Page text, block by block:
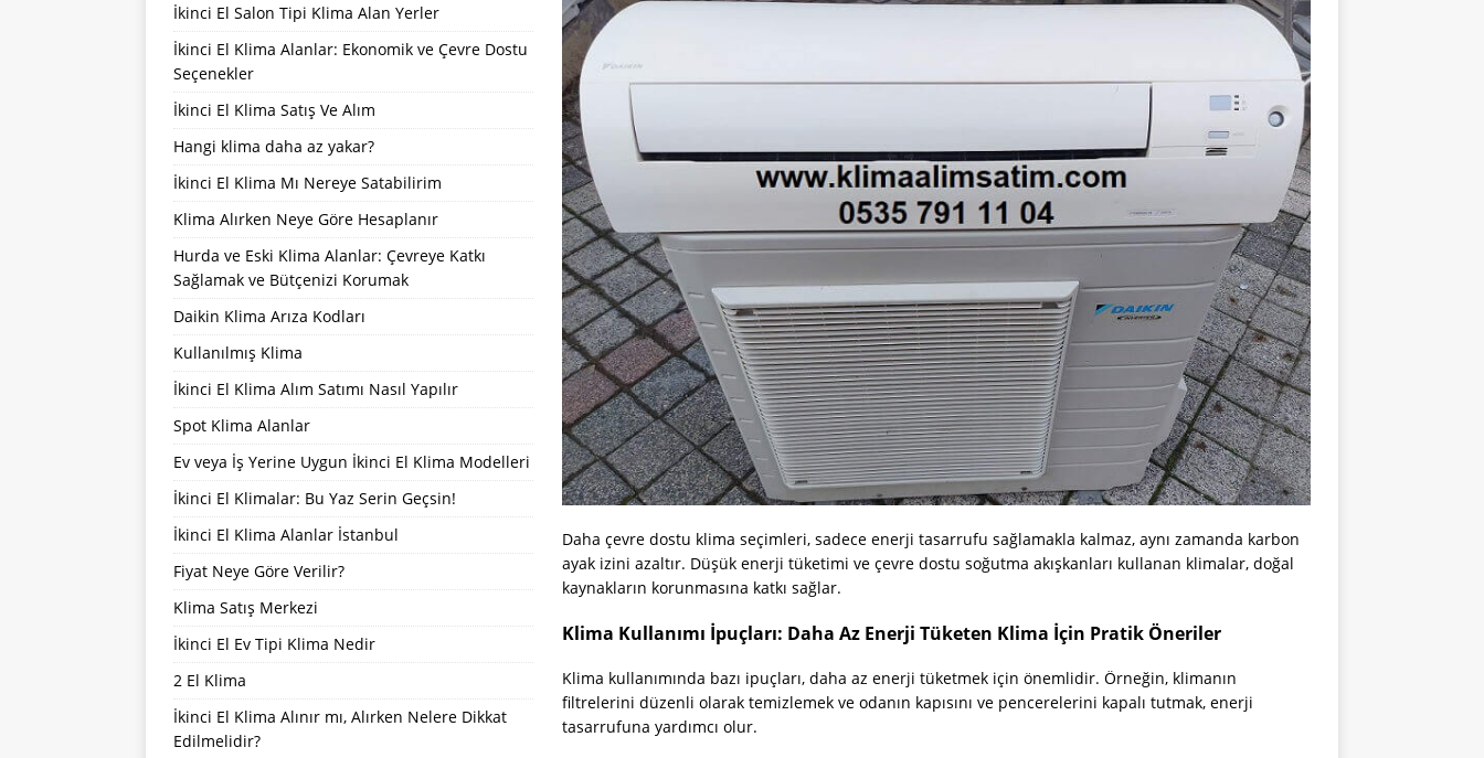
Daha çevre dostu klima seçimleri, sadece enerji tasarrufu sağlamakla kalmaz, aynı zamanda karbon
ayak izini azaltır. Düşük enerji tüketimi ve çevre dostu soğutma akışkanları kullanan klimalar, doğal
kaynakların korunmasına katkı sağlar.
Klima Kullanımı İpuçları: Daha Az Enerji Tüketen Klima İçin Pratik Öneriler
Klima kullanımında bazı ipuçları, daha az enerji tüketmek için önemlidir. Örneğin, klimanın
filtrelerini düzenli olarak temizlemek ve odanın kapısını ve pencerelerini kapalı tutmak, enerji
tasarrufuna yardımcı olur.
İkinci El Salon Tipi Klima Alan Yerler
İkinci El Klima Alanlar: Ekonomik ve Çevre Dostu
Seçenekler
İkinci El Klima Satış Ve Alım
Hangi klima daha az yakar?
İkinci El Klima Mı Nereye Satabilirim
Klima Alırken Neye Göre Hesaplanır
Hurda ve Eski Klima Alanlar: Çevreye Katkı
Sağlamak ve Bütçenizi Korumak
Daikin Klima Arıza Kodları
Kullanılmış Klima
İkinci El Klima Alım Satımı Nasıl Yapılır
Spot Klima Alanlar
Ev veya İş Yerine Uygun İkinci El Klima Modelleri
İkinci El Klimalar: Bu Yaz Serin Geçsin!
İkinci El Klima Alanlar İstanbul
Fiyat Neye Göre Verilir?
Klima Satış Merkezi
İkinci El Ev Tipi Klima Nedir
2 El Klima
İkinci El Klima Alınır mı, Alırken Nelere Dikkat
Edilmelidir?